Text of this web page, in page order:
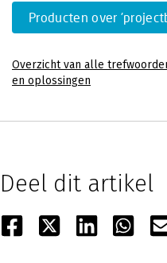
Producten over
Overzicht van alle
en oplossingen
Deel dit artikel